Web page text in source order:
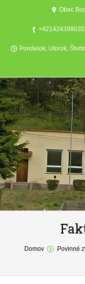
Obec
Pondelok, Utorok,
Aktuality
O obci
You are here:
Domov Povinné